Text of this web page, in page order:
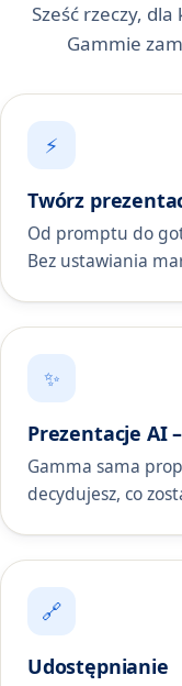
Sześć rzeczy,
Gammie
⚡
Twórz
Od promptu do
Bez ustawiania
✨
Prezentacje AI
Gamma sama
decydujesz, co
🔗
Udostępnianie